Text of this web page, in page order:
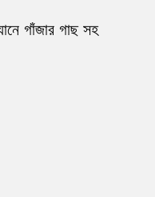
গাঁজার গাছ সহ